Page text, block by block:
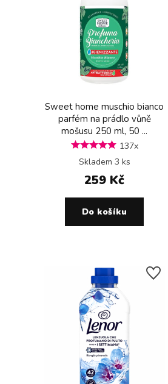
Sweet home muschio bianco
parfém na prádlo vůně
mošusu 250 ml, 50 ...
137x
Skladem 3 ks
259 Kč
Do košíku